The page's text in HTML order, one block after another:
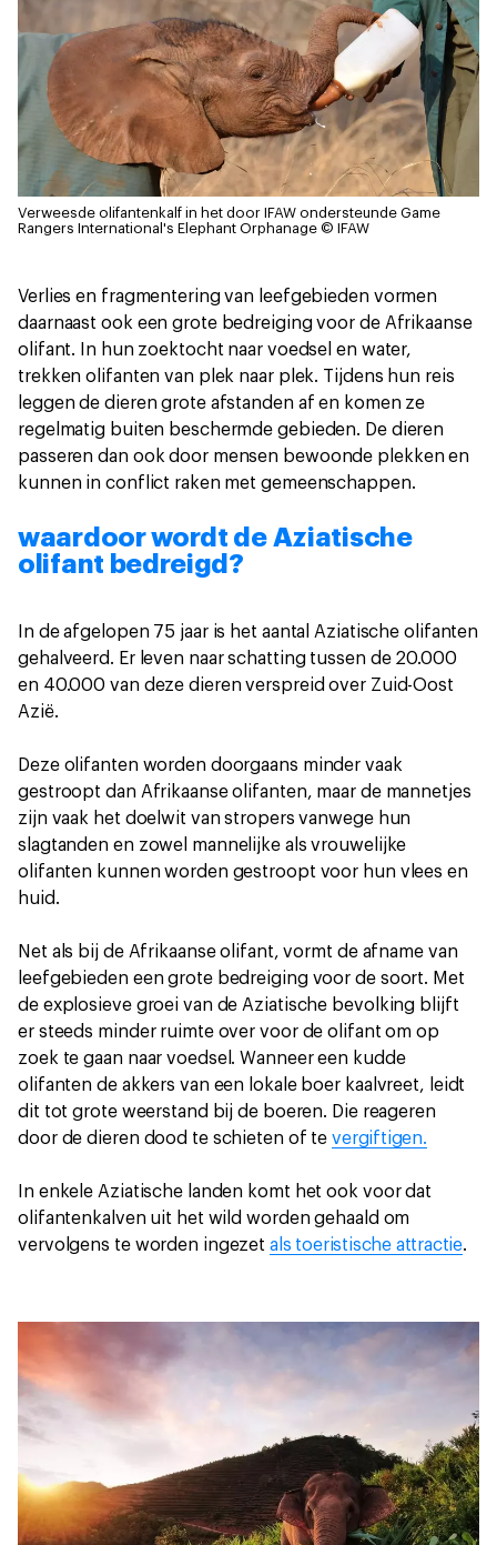
Verweesde olifantenkalf in het door IFAW ondersteunde Game
Rangers International's Elephant Orphanage © IFAW
Verlies en fragmentering van leefgebieden vormen
daarnaast ook een grote bedreiging voor de Afrikaanse
olifant. In hun zoektocht naar voedsel en water,
trekken olifanten van plek naar plek. Tijdens hun reis
leggen de dieren grote afstanden af en komen ze
regelmatig buiten beschermde gebieden. De dieren
passeren dan ook door mensen bewoonde plekken en
kunnen in conflict raken met gemeenschappen.
waardoor wordt de Aziatische
olifant bedreigd?
In de afgelopen 75 jaar is het aantal Aziatische olifanten
gehalveerd. Er leven naar schatting tussen de 20.000
en 40.000 van deze dieren verspreid over Zuid-Oost
Azië.
Deze olifanten worden doorgaans minder vaak
gestroopt dan Afrikaanse olifanten, maar de mannetjes
zijn vaak het doelwit van stropers vanwege hun
slagtanden en zowel mannelijke als vrouwelijke
olifanten kunnen worden gestroopt voor hun vlees en
huid.
Net als bij de Afrikaanse olifant, vormt de afname van
leefgebieden een grote bedreiging voor de soort. Met
de explosieve groei van de Aziatische bevolking blijft
er steeds minder ruimte over voor de olifant om op
zoek te gaan naar voedsel. Wanneer een kudde
olifanten de akkers van een lokale boer kaalvreet, leidt
dit tot grote weerstand bij de boeren. Die reageren
door de dieren dood te schieten of tevergiftigen.
In enkele Aziatische landen komt het ook voor dat
olifantenkalven uit het wild worden gehaald om
vervolgens te worden ingezetals toeristische attractie.